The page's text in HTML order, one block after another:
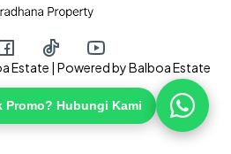
Estate | Powered by Balboa Estate
Promo? Hubungi Kami